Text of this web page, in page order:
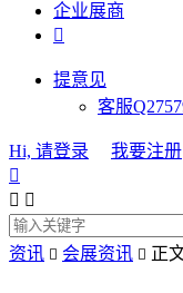
企业展商

提意见
客服
Hi, 请登录 我要注册

 
资讯  会展资讯  正